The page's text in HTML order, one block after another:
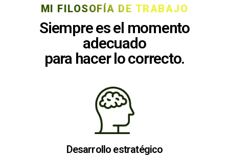
MI FILOSOFÍA DE TRABAJO
Siempre es el momento
adecuado
para hacer lo correcto.
Desarrollo estratégico